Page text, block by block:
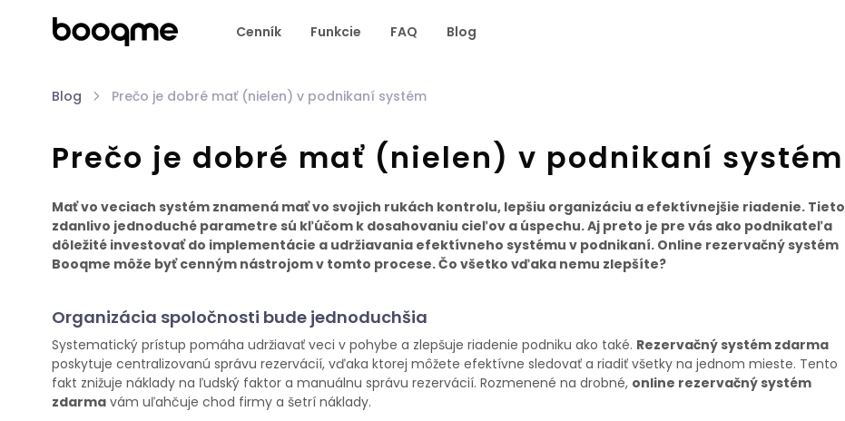
Cenník Funkcie FAQ Blog
Blog Prečo je dobré mať (nielen) v podnikaní systém
Prečo je dobré mať (nielen) v podnikaní systém
Mať vo veciach systém znamená mať vo svojich rukách kontrolu, lepšiu organizáciu a efektívnejšie riadenie. Tieto
zdanlivo jednoduché parametre sú kľúčom k dosahovaniu cieľov a úspechu. Aj preto je pre vás ako podnikateľa
dôležité investovať do implementácie a udržiavania efektívneho systému v podnikaní. Online rezervačný systém
Booqme môže byť cenným nástrojom v tomto procese. Čo všetko vďaka nemu zlepšíte?
Organizácia spoločnosti bude jednoduchšia
Systematický prístup pomáha udržiavať veci v pohybe a zlepšuje riadenie podniku ako také. Rezervačný systém zdarma
poskytuje centralizovanú správu rezervácií, vďaka ktorej môžete efektívne sledovať a riadiť všetky na jednom mieste. Tento
fakt znižuje náklady na ľudský faktor a manuálnu správu rezervácií. Rozmenené na drobné, online rezervačný systém
zdarma vám uľahčuje chod firmy a šetrí náklady.